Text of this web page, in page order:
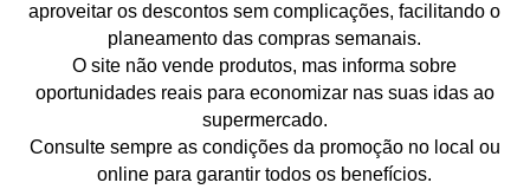
aproveitar os descontos sem complicações, facilitando o
planeamento das compras semanais.
O site não vende produtos, mas informa sobre
oportunidades reais para economizar nas suas idas ao
supermercado.
Consulte sempre as condições da promoção no local ou
online para garantir todos os benefícios.